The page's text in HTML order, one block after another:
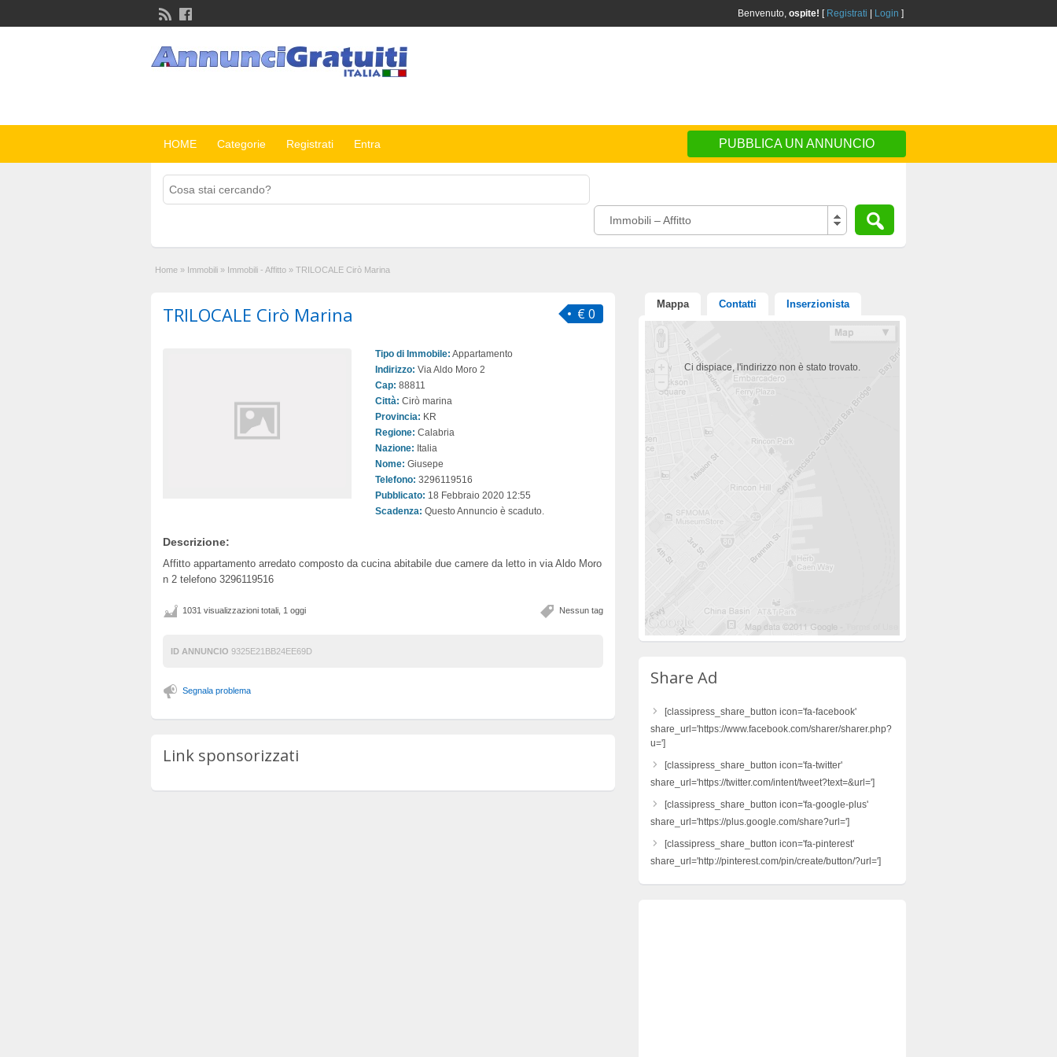
Benvenuto, ospite! [ Registrati Login ]
HOME Categorie Registrati Entra PUBBLICA UN ANNUNCIO
Immobili – Affitto
Home » Immobili » Immobili - Affitto » TRILOCALE Cirò Marina
€ 0
TRILOCALE Cirò Marina
Tipo di Immobile: Appartamento
Indirizzo: Via Aldo Moro 2
Cap: 88811
Città: Cirò marina
Provincia: KR
Regione: Calabria
Nazione: Italia
Nome: Giusepe
Telefono: 3296119516
Pubblicato: 18 Febbraio 2020 12:55
Scadenza: Questo Annuncio è scaduto.
Descrizione:
Affitto appartamento arredato composto da cucina abitabile due camere da letto in via Aldo Moro
n 2 telefono 3296119516
Nessun tag
1031 visualizzazioni totali, 1 oggi
ID ANNUNCIO 9325E21BB24EE69D
Segnala problema
Link sponsorizzati
Mappa Contatti Inserzionista
Ci dispiace, l'indirizzo non è stato trovato.
Share Ad
[classipress_share_button icon='fa-facebook'
share_url='https://www.facebook.com/sharer/sharer.php?
u=']
[classipress_share_button icon='fa-twitter'
share_url='https://twitter.com/intent/tweet?text=&url=']
[classipress_share_button icon='fa-google-plus'
share_url='https://plus.google.com/share?url=']
[classipress_share_button icon='fa-pinterest'
share_url='http://pinterest.com/pin/create/button/?url=']